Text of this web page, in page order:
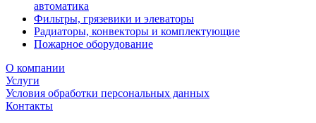
автоматика
Фильтры, грязевики и элеваторы
Радиаторы, конвекторы и комплектующие
Пожарное оборудование
О компании
Услуги
Условия обработки персональных данных
Контакты